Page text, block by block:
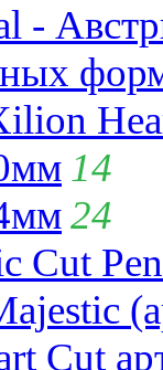
-
14
24
Cut
Cut